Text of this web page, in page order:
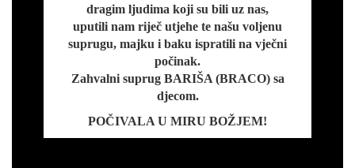
dragim ljudima koji su bili uz nas,
uputili nam riječ utjehe te našu voljenu
suprugu, majku i baku ispratili na vječni
počinak.
Zahvalni suprug BARIŠA (BRACO) sa
djecom.
POČIVALA U MIRU BOŽJEM!